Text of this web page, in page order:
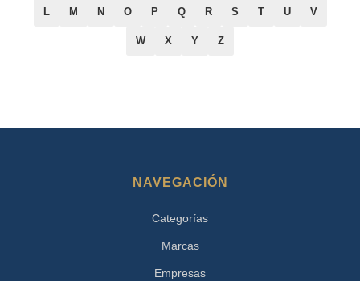
L M N O P Q R S T U V
W X Y Z
NAVEGACIÓN
Categorías
Marcas
Empresas